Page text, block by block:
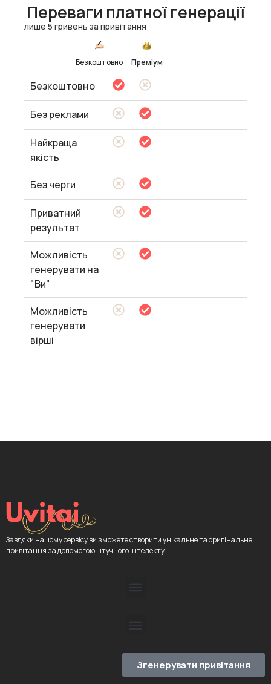
Переваги платної генерації
лише 5 гривень за привітання
Безкоштовно Преміум
Безкоштовно
Без реклами
Найкраща
якість
Без черги
Приватний
результат
Можливість
генерувати на
"Ви"
Можливість
генерувати
вірші
Завдяки нашому сервісу ви зможете створити унікальне та оригінальне
привітання за допомогою штучного інтелекту.
Згенерувати привітання